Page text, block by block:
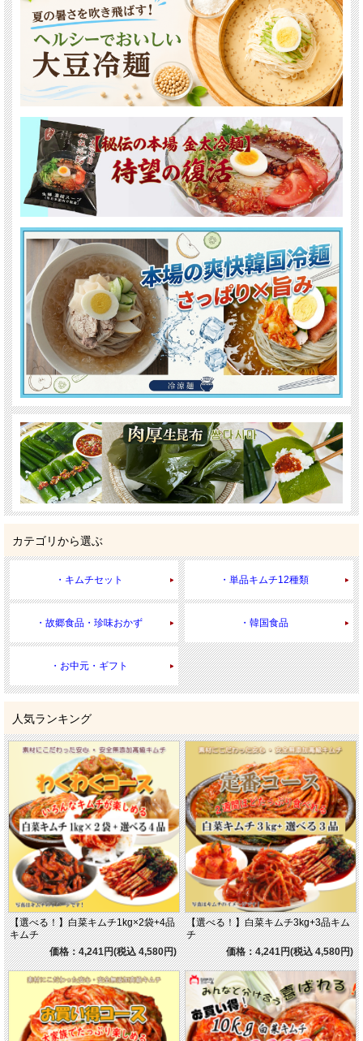
カテゴリから選ぶ
・キムチセット ・単品キムチ12種類
・故郷食品・珍味おかず ・韓国食品
・お中元・ギフト
人気ランキング
【選べる！】白菜キムチ1kg×2袋+4品
キムチ
価格：4,241円(税込 4,580円)
【選べる！】白菜キムチ3kg+3品キム
チ
価格：4,241円(税込 4,580円)